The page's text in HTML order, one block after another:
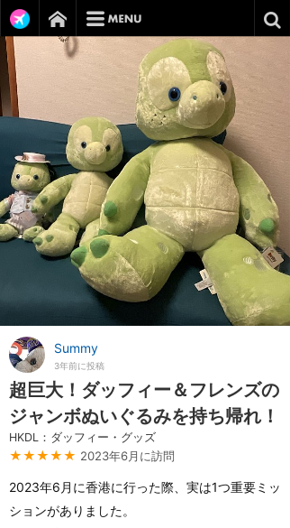
Summy
3年前に投稿
超巨大！ダッフィー＆フレンズの
ジャンボぬいぐるみを持ち帰れ！
HKDL：ダッフィー・グッズ
★★★★★ 2023年6月に訪問
2023年6月に香港に行った際、実は1つ重要ミッ
ションがありました。